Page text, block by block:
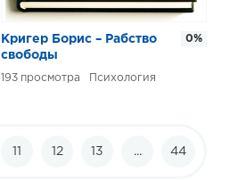
Кригер Борис – Рабство
свободы
193 Психология
0%
11 12 13 ... 44